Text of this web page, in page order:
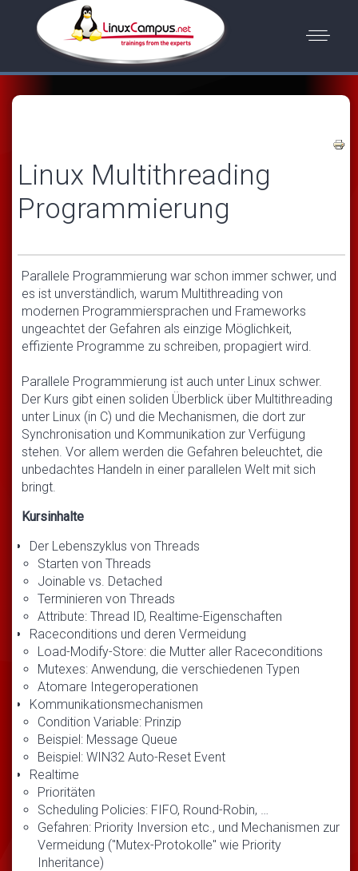
Linux Multithreading
Programmierung
Parallele Programmierung war schon immer schwer, und
es ist unverständlich, warum Multithreading von
modernen Programmiersprachen und Frameworks
ungeachtet der Gefahren als einzige Möglichkeit,
effiziente Programme zu schreiben, propagiert wird.
Parallele Programmierung ist auch unter Linux schwer.
Der Kurs gibt einen soliden Überblick über Multithreading
unter Linux (in C) und die Mechanismen, die dort zur
Synchronisation und Kommunikation zur Verfügung
stehen. Vor allem werden die Gefahren beleuchtet, die
unbedachtes Handeln in einer parallelen Welt mit sich
bringt.
Kursinhalte
Der Lebenszyklus von Threads
Starten von Threads
Joinable vs. Detached
Terminieren von Threads
Attribute: Thread ID, Realtime-Eigenschaften
Raceconditions und deren Vermeidung
Load-Modify-Store: die Mutter aller Raceconditions
Mutexes: Anwendung, die verschiedenen Typen
Atomare Integeroperationen
Kommunikationsmechanismen
Condition Variable: Prinzip
Beispiel: Message Queue
Beispiel: WIN32 Auto-Reset Event
Realtime
Prioritäten
Scheduling Policies: FIFO, Round-Robin, …
Gefahren: Priority Inversion etc., und Mechanismen zur
Vermeidung ("Mutex-Protokolle" wie Priority
Inheritance)